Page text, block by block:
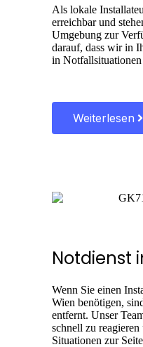
Als lokale
erreichbar und
Umgebung zur
darauf, dass wir in
in
Weiterlesen
Notdienst
Wenn Sie einen
Wien benötigen,
entfernt. Unser
schnell zu
Situationen zur